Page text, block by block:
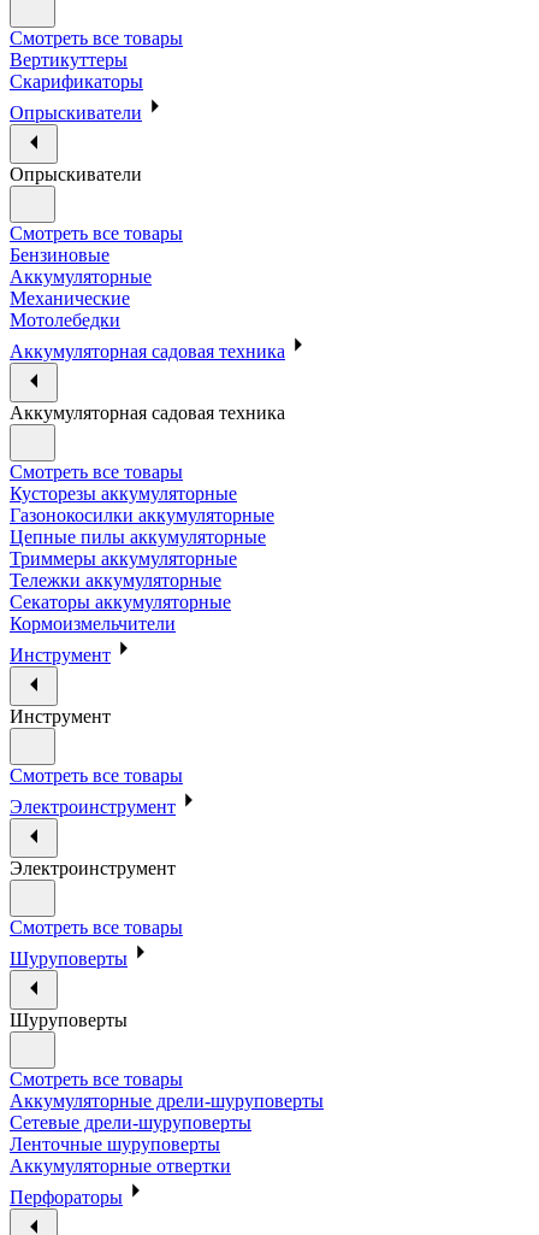
Смотреть все товары
Вертикуттеры
Скарификаторы
Опрыскиватели
Опрыскиватели
Смотреть все товары
Бензиновые
Аккумуляторные
Механические
Мотолебедки
Аккумуляторная садовая техника
Аккумуляторная садовая техника
Смотреть все товары
Кусторезы аккумуляторные
Газонокосилки аккумуляторные
Цепные пилы аккумуляторные
Триммеры аккумуляторные
Тележки аккумуляторные
Секаторы аккумуляторные
Кормоизмельчители
Инструмент
Инструмент
Смотреть все товары
Электроинструмент
Электроинструмент
Смотреть все товары
Шуруповерты
Шуруповерты
Смотреть все товары
Аккумуляторные дрели-шуруповерты
Сетевые дрели-шуруповерты
Ленточные шуруповерты
Аккумуляторные отвертки
Перфораторы